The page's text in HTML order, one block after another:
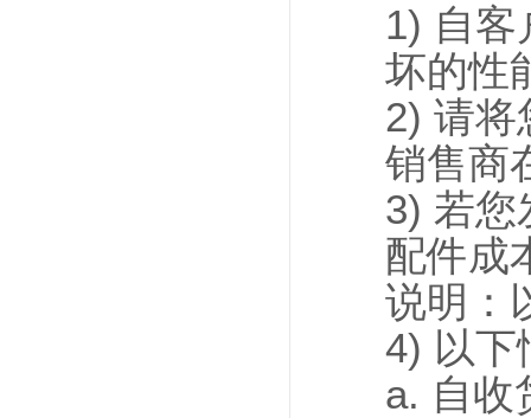
1) 自客
坏的性
2) 请将
销售商
3) 若您
配件成
说明：
4) 以下
a. 自收